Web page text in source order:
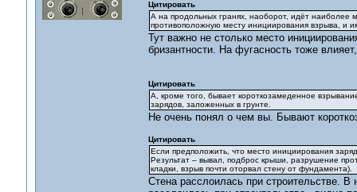
Цитировать
А на продольных гранях, наоборот, идёт наиболее
противоположную месту инициирования взрыва, и
Тут важно не столько место
бризантности. На фугасность тоже
Цитировать
А, кроме того, бывает короткозамеденное
зарядов, заложенных в грунте.
Не очень понял о чем вы. Бывают
Цитировать
Если предположить, что место инициирования
Результат – вывал, подброс крыши, разрушение
кладки, взрыв почти оторвал стену от фундамента).
Стена расслоилась при строительстве. В